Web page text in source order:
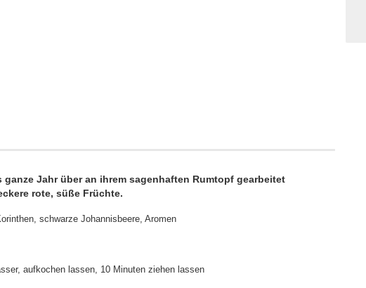
Jahr über an ihrem sagenhaften Rumtopf gearbeitet
rote, süße Früchte.
schwarze Johannisbeere, Aromen
aufkochen lassen, 10 Minuten ziehen lassen